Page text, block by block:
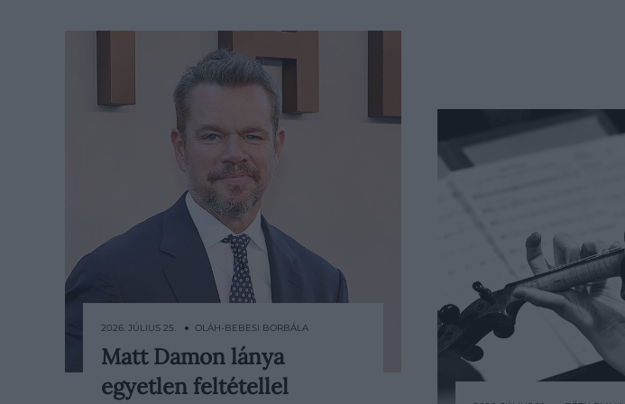
Matt Damon otthon hiába Oscar-
díjas filmsztár, az egyik lánya
2026. JÚLIUS 25. ● OLÁH-BEBESI BORBÁLA
Matt Damon lánya
egyetlen feltétellel